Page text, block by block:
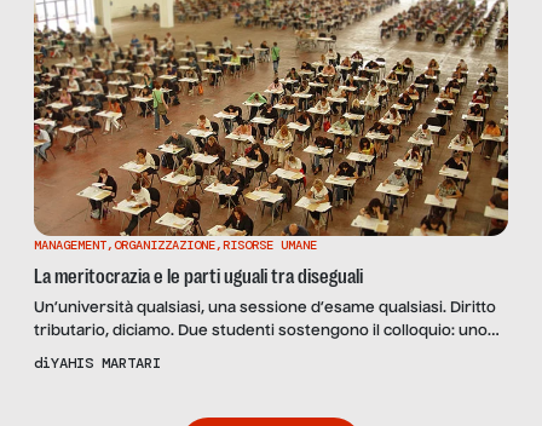
MANAGEMENT,ORGANIZZAZIONE,RISORSE UMANE
La meritocrazia e le parti uguali tra diseguali
Un’università qualsiasi, una sessione d’esame qualsiasi. Diritto
tributario, diciamo. Due studenti sostengono il colloquio: uno
risponde con sicurezza alla domanda che gli viene posta, l’altro
diYAHIS MARTARI